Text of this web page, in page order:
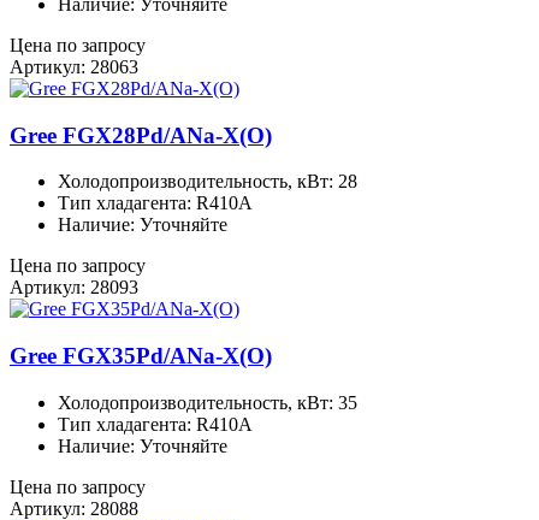
Наличие: Уточняйте
Цена по запросу
Артикул: 28063
Gree FGX28Pd/ANa-X(O)
Холодопроизводительность, кВт: 28
Тип хладагента: R410A
Наличие: Уточняйте
Цена по запросу
Артикул: 28093
Gree FGX35Pd/ANa-X(O)
Холодопроизводительность, кВт: 35
Тип хладагента: R410A
Наличие: Уточняйте
Цена по запросу
Артикул: 28088